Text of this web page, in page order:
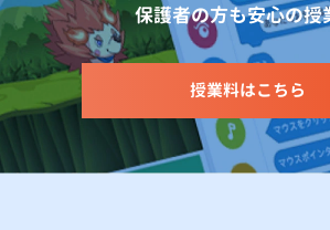
保護者の方も安心の授
授業料はこちら